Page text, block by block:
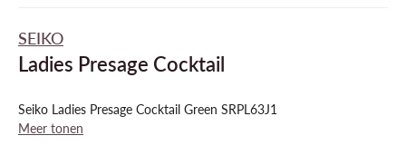
SEIKO
Ladies Presage Cocktail
Seiko Ladies Presage Cocktail Green SRPL63J1
Meer tonen